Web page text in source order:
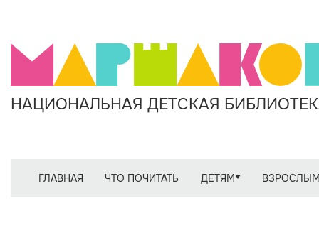
НАЦИОНАЛЬНАЯ ДЕТСКАЯ
ГЛАВНАЯ ЧТО ПОЧИТАТЬ ДЕТЯМ